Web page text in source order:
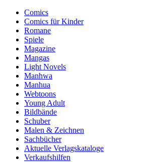
Comics
Comics für Kinder
Romane
Spiele
Magazine
Mangas
Light Novels
Manhwa
Manhua
Webtoons
Young Adult
Bildbände
Schuber
Malen & Zeichnen
Sachbücher
Aktuelle Verlagskataloge
Verkaufshilfen